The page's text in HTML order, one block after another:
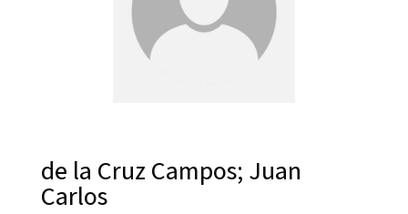
de la Cruz Campos; Juan
Carlos